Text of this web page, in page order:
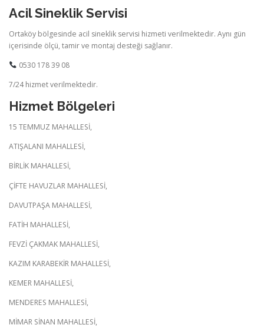
Acil Sineklik Servisi
Ortaköy bölgesinde acil sineklik servisi hizmeti verilmektedir. Aynı gün
içerisinde ölçü, tamir ve montaj desteği sağlanır.
0530 178 39 08
7/24 hizmet verilmektedir.
Hizmet Bölgeleri
15 TEMMUZ MAHALLESİ,
ATIŞALANI MAHALLESİ,
BİRLİK MAHALLESİ,
ÇİFTE HAVUZLAR MAHALLESİ,
DAVUTPAŞA MAHALLESİ,
FATİH MAHALLESİ,
FEVZİ ÇAKMAK MAHALLESİ,
KAZIM KARABEKİR MAHALLESİ,
KEMER MAHALLESİ,
MENDERES MAHALLESİ,
MİMAR SİNAN MAHALLESİ,